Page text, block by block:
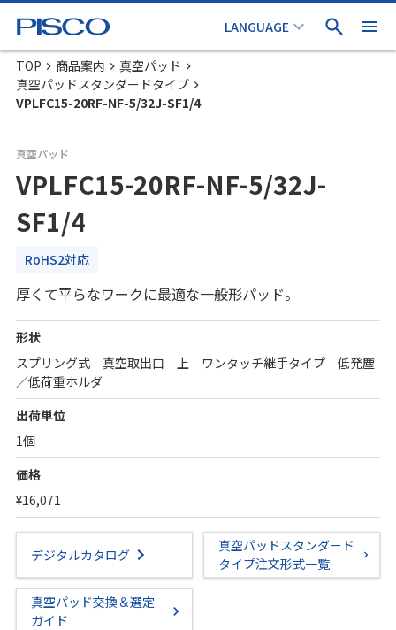
TOP 商品案内
真空パッド
真空パッドスタンダードタイプ
VPLFC15-20RF-NF-5/32J-SF1/4
真空パッド
VPLFC15-20RF-NF-5/32J-
SF1/4
RoHS2対応
厚くて平らなワークに最適な一般形パッド。
形状
スプリング式 真空取出口 上 ワンタッチ継手タイプ 低発塵
／低荷重ホルダ
出荷単位
1個
価格
¥16,071
デジタルカタログ
真空パッドスタンダード
タイプ注文形式一覧
真空パッド交換＆選定
ガイド